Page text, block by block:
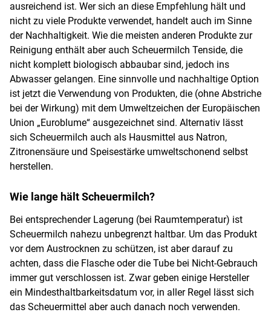
ausreichend ist. Wer sich an diese Empfehlung hält und
nicht zu viele Produkte verwendet, handelt auch im Sinne
der Nachhaltigkeit. Wie die meisten anderen Produkte zur
Reinigung enthält aber auch Scheuermilch Tenside, die
nicht komplett biologisch abbaubar sind, jedoch ins
Abwasser gelangen. Eine sinnvolle und nachhaltige Option
ist jetzt die Verwendung von Produkten, die (ohne Abstriche
bei der Wirkung) mit dem Umweltzeichen der Europäischen
Union „Euroblume“ ausgezeichnet sind. Alternativ lässt
sich Scheuermilch auch als Hausmittel aus Natron,
Zitronensäure und Speisestärke umweltschonend selbst
herstellen.
Wie lange hält Scheuermilch?
Bei entsprechender Lagerung (bei Raumtemperatur) ist
Scheuermilch nahezu unbegrenzt haltbar. Um das Produkt
vor dem Austrocknen zu schützen, ist aber darauf zu
achten, dass die Flasche oder die Tube bei Nicht-Gebrauch
immer gut verschlossen ist. Zwar geben einige Hersteller
ein Mindesthaltbarkeitsdatum vor, in aller Regel lässt sich
das Scheuermittel aber auch danach noch verwenden.